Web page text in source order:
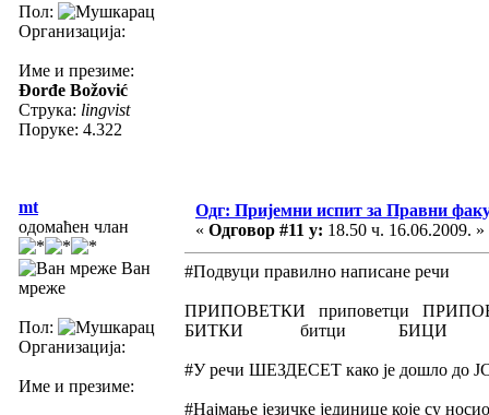
Пол:
Организација:
Име и презиме:
Đorđe Božović
Струка: lingvist
Поруке: 4.322
mt
одомаћен члан
Ван
мреже
Пол:
Организација:
Име и презиме:
Одг: Пријемни испит за Правни
« Одговор #11 у: 18.50 ч. 16.06.2009. »
#Подвуци правилно написане речи
ПРИПОВЕТКИ приповетци
БИТКИ битци БИЦИ
#У речи ШЕЗДЕСЕТ како је дошло до
#Најмање језичке јединице које су